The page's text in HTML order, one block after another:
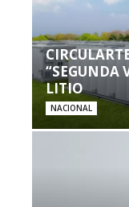
“SEGUNDA
LITIO
NACIONAL